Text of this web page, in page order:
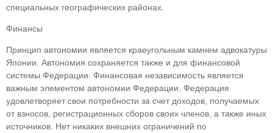
специальных географических районах.
Финансы
Принцип автономии является краеугольным камнем адвокатуры
Японии. Автономия сохра­няется также и для финансовой
системы Федера­ции. Финансовая независимость является
важным элементом автономии Федерации. Федерация
удовлетворяет свои потребности за счет доходов, получаемых
от взносов, регистрационных сборов своих членов, а также иных
источников. Нет ни­каких внешних ограничений по